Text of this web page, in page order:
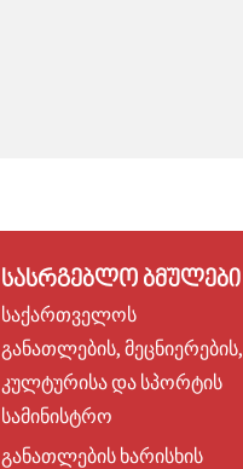
ᲡᲐᲡᲠᲒᲔᲑᲚᲝ ᲑᲛᲣᲚᲔᲑᲘ
საქართველოს
განათლების, მეცნიერების,
კულტურისა და სპორტის
სამინისტრო
განათლების ხარისხის